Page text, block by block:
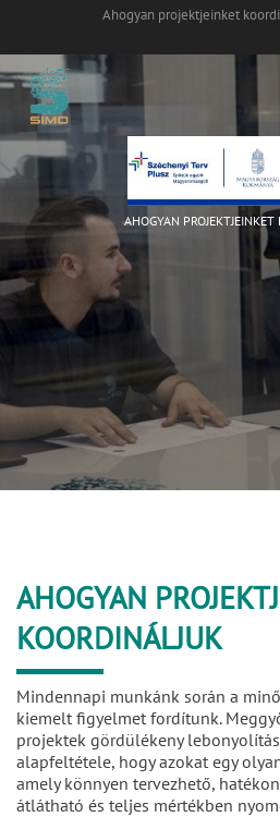
Ahogyan projektjeinket
AHOGYAN
AHOGYAN
KOORDINÁLJUK
Mindennapi munkánk során a
kiemelt figyelmet fordítunk.
projektek gördülékeny
alapfeltétele, hogy azokat egy
amely könnyen tervezhető,
átlátható és teljes mértékben